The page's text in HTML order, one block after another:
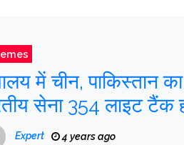
में चीन, पाकिस्तान
सेना 354 लाइट टैंक
Expert 4 years ago